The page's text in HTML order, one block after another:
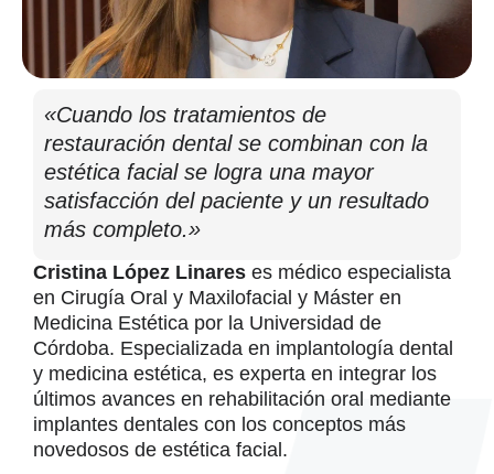
«Cuando los tratamientos de
restauración dental se combinan con la
estética facial se logra una mayor
satisfacción del paciente y un resultado
más completo.»
Cristina López Linares es médico especialista
en Cirugía Oral y Maxilofacial y Máster en
Medicina Estética por la Universidad de
Córdoba. Especializada en implantología dental
y medicina estética, es experta en integrar los
últimos avances en rehabilitación oral mediante
implantes dentales con los conceptos más
novedosos de estética facial.